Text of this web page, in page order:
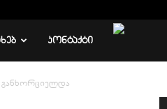
ᲙᲝᲜᲢᲐᲥᲢᲘ
განხორციელდა